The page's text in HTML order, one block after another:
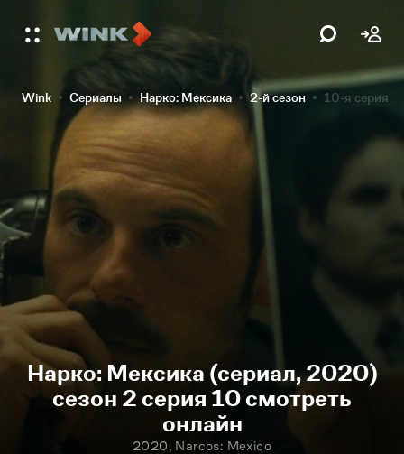
Wink Сериалы Нарко: Мексика 2-й сезон 10-я серия
Нарко: Мексика (сериал, 2020)
сезон 2 серия 10 смотреть
онлайн
2020, Narcos: Mexico